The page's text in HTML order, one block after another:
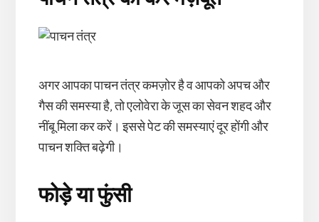
अगर आपका पाचन तंत्र कमज़ोर है व आपको अपच और
गैस की समस्या है, तो एलोवेरा के जूस का सेवन शहद और
नींबू मिला कर करें। इससे पेट की समस्याएं दूर होंगी और
पाचन शक्ति बढ़ेगी।
फोड़े या फुंसी